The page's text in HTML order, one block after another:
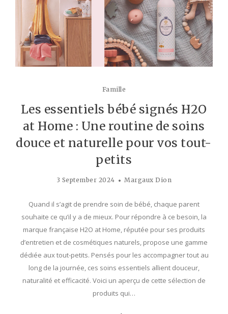
Famille
Les essentiels bébé signés H2O
at Home : Une routine de soins
douce et naturelle pour vos tout-
petits
3 September 2024 Margaux Dion
Quand il s’agit de prendre soin de bébé, chaque parent
souhaite ce qu’il y a de mieux. Pour répondre à ce besoin, la
marque française H2O at Home, réputée pour ses produits
d’entretien et de cosmétiques naturels, propose une gamme
dédiée aux tout-petits. Pensés pour les accompagner tout au
long de la journée, ces soins essentiels allient douceur,
naturalité et efficacité. Voici un aperçu de cette sélection de
produits qui…